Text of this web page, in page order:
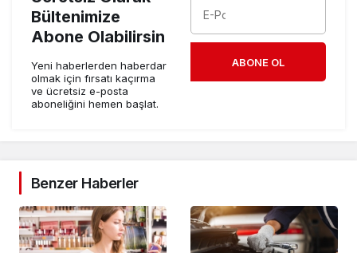
Bültenimize
Abone Olabilirsin
Yeni haberlerden haberdar
olmak için fırsatı kaçırma
ve ücretsiz e-posta
aboneliğini hemen başlat.
ABONE OL
Benzer Haberler